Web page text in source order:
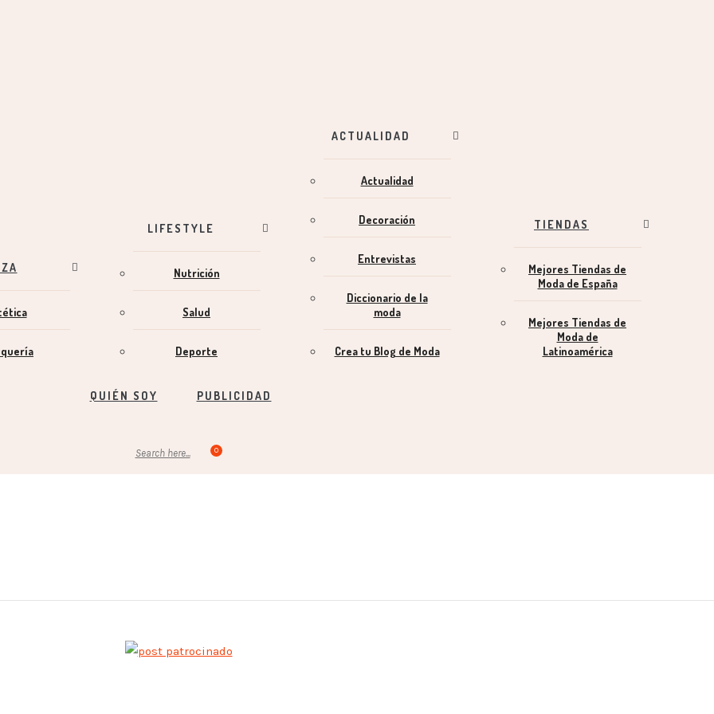
LIFESTYLE
Nutrición
Salud
Deporte
ACTUALIDAD
Actualidad
Decoración
Entrevistas
Diccionario de la
moda
Crea tu Blog de Moda
TIENDAS
Mejores Tiendas de
Moda de España
Mejores Tiendas de
Moda de
Latinoamérica
QUIÉN SOY PUBLICIDAD
Search here... 0